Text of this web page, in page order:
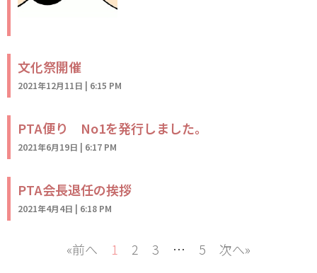
文化祭開催
2021年12月11日 6:15 PM
PTA便り No1を発行しました。
2021年6月19日 6:17 PM
PTA会長退任の挨拶
2021年4月4日 6:18 PM
«前へ 1 2 3 … 5 次へ»